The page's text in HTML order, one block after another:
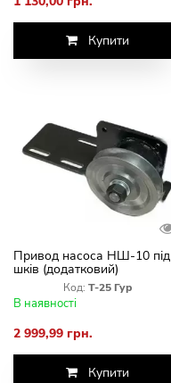
Купити
Привод насоса НШ-10 під
шків (додатковий)
Код: Т-25 Гур
В наявності
2 999,99 грн.
Купити